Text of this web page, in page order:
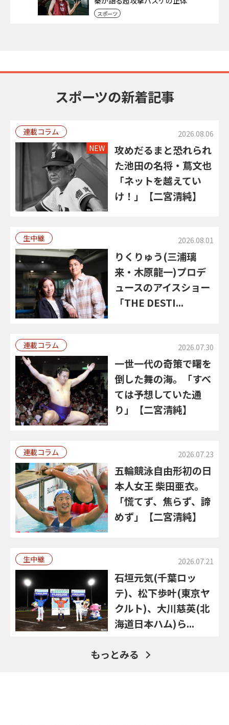
スポーツ
スポーツの新着記事
連載コラム 2026.08.06
NEW
攻めだるまと恐れられ
た池田の名将・蔦文也
「ネットを越えてい
け！」【二宮清純】
生中継 2026.08.01
りくりゅう(三浦璃
来・木原龍一)プロデ
ュースのアイスショー
「THE DESTI...
連載コラム 2026.07.30
一世一代の奇策で曙を
倒した舞の海。「すべ
ては予想していた通
り」【二宮清純】
連載コラム 2026.07.23
五輪競泳自由形初の日
本人女王 柴田亜衣。
「慌てず、焦らず、諦
めず」【二宮清純】
生中継 2026.07.21
石垣元気(千葉ロッ
テ)、松下歩叶(東京ヤ
クルト)、大川慈英(北
海道日本ハム)ら...
もっとみる